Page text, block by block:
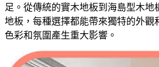
足。從傳統的實木地板到海島型木地
地板，每種選擇都能帶來獨特的外觀
色彩和氛圍產生重大影響。